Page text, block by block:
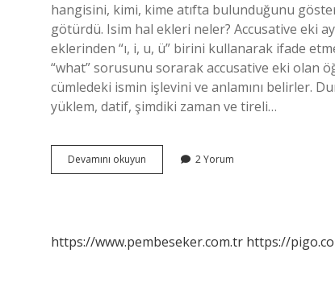
hangisini, kimi, kime atıfta bulunduğunu
götürdü. Isim hal ekleri neler? Accusative eki
eklerinden “ı, i, u, ü” birini kullanarak ifade
“what” sorusunu sorarak accusative eki olan
cümledeki ismin işlevini ve anlamını belirler.
yüklem, datif, şimdiki zaman ve tireli…
Devamını okuyun
Hal
2 Yorum
https://www.pembeseker.com.tr https://